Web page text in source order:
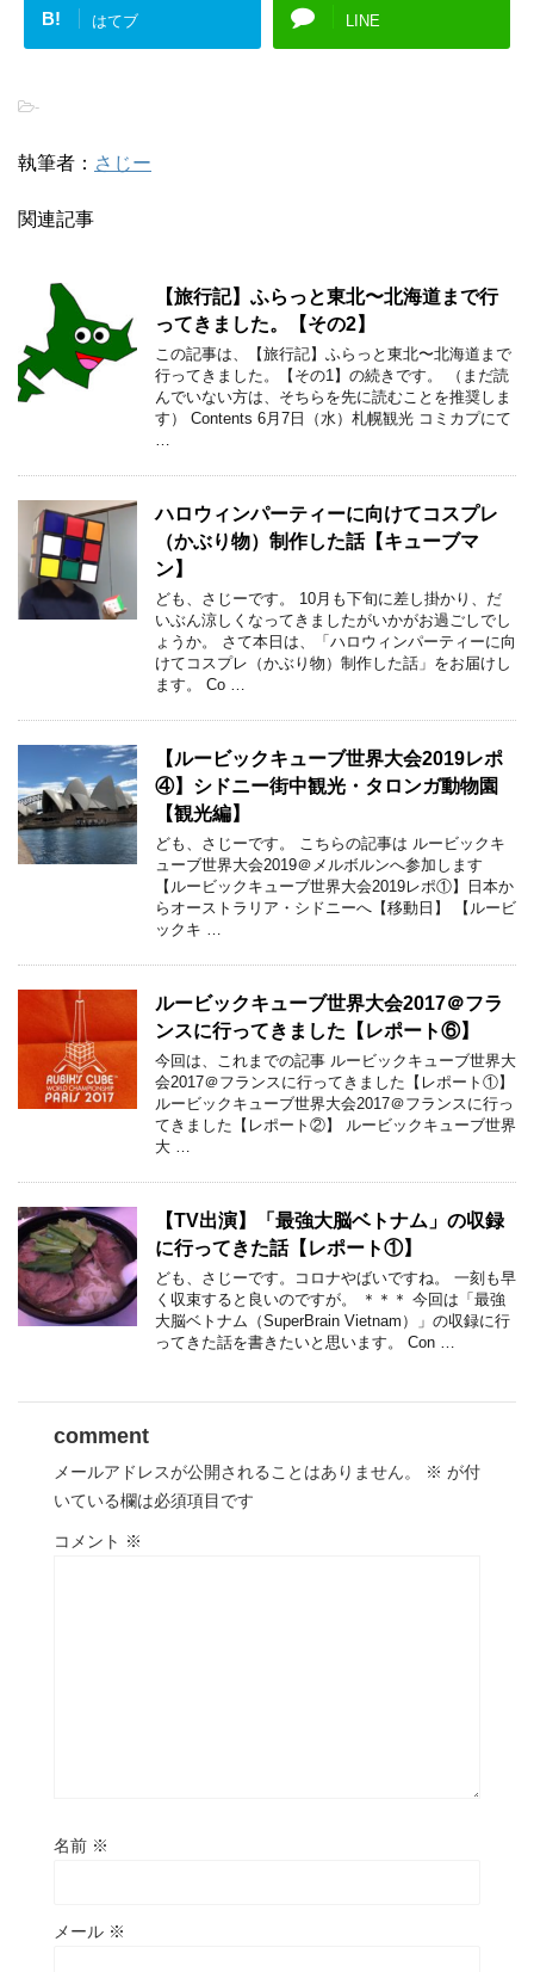
B! はてブ LINE
-
執筆者： さじー
関連記事
【旅行記】ふらっと東北〜北海道まで行
ってきました。【その2】
この記事は、【旅行記】ふらっと東北〜北海道まで
行ってきました。【その1】の続きです。 （まだ読
んでいない方は、そちらを先に読むことを推奨しま
す） Contents 6月7日（水）札幌観光 コミカプにて
…
ハロウィンパーティーに向けてコスプレ
（かぶり物）制作した話【キューブマ
ン】
ども、さじーです。 10月も下旬に差し掛かり、だ
いぶん涼しくなってきましたがいかがお過ごしでし
ょうか。 さて本日は、「ハロウィンパーティーに向
けてコスプレ（かぶり物）制作した話」をお届けし
ます。 Co …
【ルービックキューブ世界大会2019レポ
④】シドニー街中観光・タロンガ動物園
【観光編】
ども、さじーです。 こちらの記事は ルービックキ
ューブ世界大会2019＠メルボルンへ参加します
【ルービックキューブ世界大会2019レポ①】日本か
らオーストラリア・シドニーへ【移動日】 【ルービ
ックキ …
ルービックキューブ世界大会2017＠フラ
ンスに行ってきました【レポート⑥】
今回は、これまでの記事 ルービックキューブ世界大
会2017＠フランスに行ってきました【レポート①】
ルービックキューブ世界大会2017＠フランスに行っ
てきました【レポート②】 ルービックキューブ世界
大 …
【TV出演】「最強大脳ベトナム」の収録
に行ってきた話【レポート①】
ども、さじーです。コロナやばいですね。 一刻も早
く収束すると良いのですが。 ＊＊＊ 今回は「最強
大脳ベトナム（SuperBrain Vietnam）」の収録に行
ってきた話を書きたいと思います。 Con …
comment
メールアドレスが公開されることはありません。 ※ が付
いている欄は必須項目です
コメント ※
名前 ※
メール ※